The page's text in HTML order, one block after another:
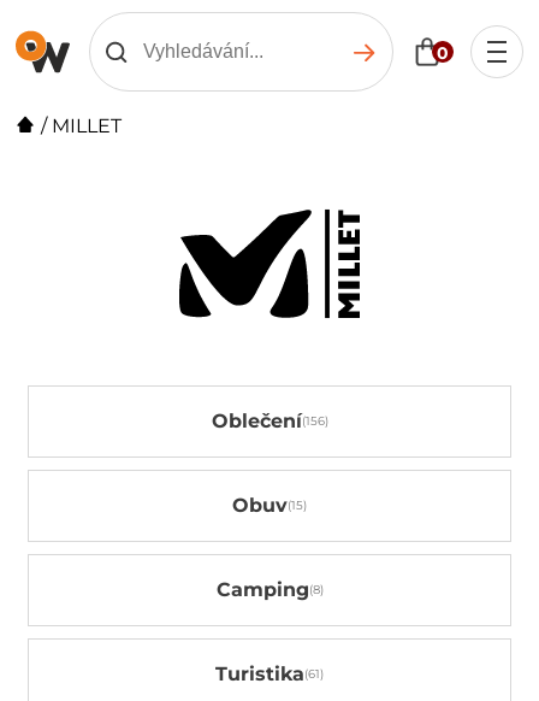
0
/ MILLET
Oblečení
Obuv
Camping
Turistika